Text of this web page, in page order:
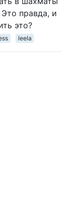
правда, и
это?
leela